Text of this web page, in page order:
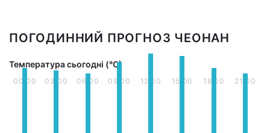
ПОГОДИННИЙ ПРОГНОЗ ЧЕОНАН
Температура сьогодні (°С)
00:00 03:00 06:00 09:00 12:00 15:00 18:00 21:00